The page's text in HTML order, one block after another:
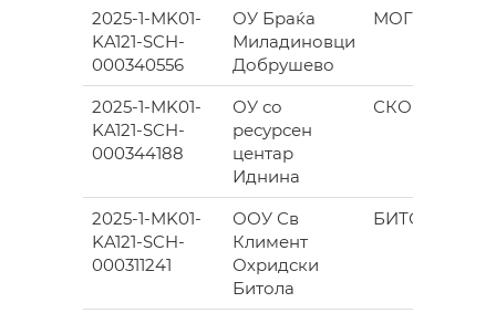
2025-1-MK01-
KA121-SCH-
000340556
ОУ Браќа
Миладиновци
Добрушево
МОГИЛА
2025-1-MK01-
KA121-SCH-
000344188
ОУ со
ресурсен
центар
Иднина
СКОПЈЕ
2025-1-MK01-
KA121-SCH-
000311241
ООУ Св
Климент
Охридски
Битола
БИТОЛА